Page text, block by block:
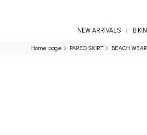
NEW ARRİVALS BIKINI
Home page PAREO SKIRT BEACH WEAR